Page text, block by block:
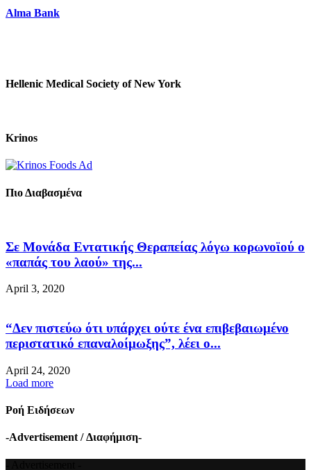
Alma Bank
Hellenic Medical Society of New York
Krinos
Πιο Διαβασμένα
Σε Μονάδα Εντατικής Θεραπείας λόγω κορωνοϊού ο
«παπάς του λαού» της...
April 3, 2020
“Δεν πιστεύω ότι υπάρχει ούτε ένα επιβεβαιωμένο
περιστατικό επαναλοίμωξης”, λέει ο...
April 24, 2020
Load more
Ροή Ειδήσεων
-Advertisement / Διαφήμιση-